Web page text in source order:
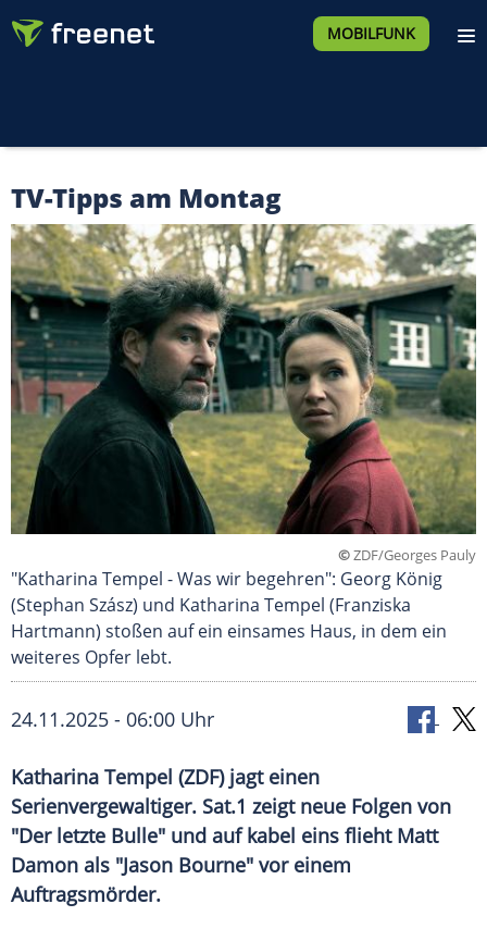
MOBILFUNK
TV-Tipps am Montag
©ZDF/Georges Pauly
"Katharina Tempel - Was wir begehren": Georg König
(Stephan Szász) und Katharina Tempel (Franziska
Hartmann) stoßen auf ein einsames Haus, in dem ein
weiteres Opfer lebt.
24.11.2025 - 06:00 Uhr
Katharina Tempel (ZDF) jagt einen
Serienvergewaltiger. Sat.1 zeigt neue Folgen von
"Der letzte Bulle" und auf kabel eins flieht Matt
Damon als "Jason Bourne" vor einem
Auftragsmörder.